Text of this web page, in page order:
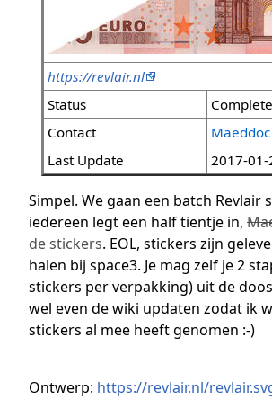
https://revlair.nl
Status
Contact
Maeddoc
Last Update
2017-01-
Simpel. We gaan een batch Revlair
iedereen legt een half tientje in,
de stickers. EOL, stickers zijn
halen bij space3. Je mag zelf je 2
stickers per verpakking) uit de
wel even de wiki updaten zodat ik
stickers al mee heeft genomen :-)
Ontwerp: https://revlair.nl/